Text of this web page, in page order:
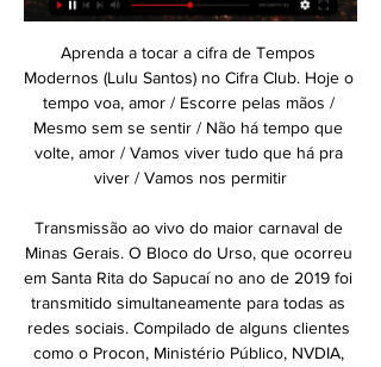
Aprenda a tocar a cifra de Tempos Modernos (Lulu Santos) no Cifra Club. Hoje o tempo voa, amor / Escorre pelas mãos / Mesmo sem se sentir / Não há tempo que volte, amor / Vamos viver tudo que há pra viver / Vamos nos permitir

Transmissão ao vivo do maior carnaval de Minas Gerais. O Bloco do Urso, que ocorreu em Santa Rita do Sapucaí no ano de 2019 foi transmitido simultaneamente para todas as redes sociais. Compilado de alguns clientes como o Procon, Ministério Público, NVDIA, Foroni e Pool Design.

Encontre Titulo Clube Alvares no Mercado Livre Brasil. Descubra a melhor forma de comprar online.. Paraná (9) Santa Catarina (8). Apartamento No Alvaro Weyne No Viver Club - Ap0328 . R$ 185.000. Ceará . Camisa Palmeiras Nº7 Dudu Original Puma 2019 Verde Titular .

A equipe de Osasco foi superada pelo Sesi Bauru em mais uma batalha decidida apenas no tie break. O foco agora é mais uma decisão, desta vez vale o título da Supercopa diante do Dentil/Praia Clube, no sábado, em Fortaleza (CE

O jogo da Supertaça Nacional de Futsal, que colocará frente-a-frente o Sporting CP e o SL Benfica vai ter lugar no Portimão Arena, no próximo dia 3 de Setembro de 2011, pelas 17h00, contando com transmissão directa na RTP 1.

América-MG perde pênalti, sofre gol nos últimos minutos e é derrotado em casa. Só deu América o jogo inteiro. Chances, oportunidades criadas, pênalti perdido …

Boninho desmascara Drake após o cantor cancelar transmissão ao vivo de seu show:'deu piti geral' Diretor da Globo rebateu músico nas redes sociais.. Quem estava esperando a transmissão ao vivo do show de Drake ficou a ver navios durante a apresentação dele ontem.. JP Rufino comemora 17 anos em restaurante na Barra da Tijuca.

Famalicão e Rio Ave ao vivo Veja onde assistir Luís Freire há 11 horas — FC. Famalicão x Rio Ave ao vivo: onde assistir o Campeonato há 7 horas — Onde assistir Famalicão x Rio Ave ao vivo · Data: quinta-feira, ...

Prestes a completar 57 anos de idade, a cantora, nascida em 23 de agosto, chamou a atenção por sua aparência jovem. Ao site oficial do programa, a loira comentou sobre o segredo de sua jovialidade: - Não tem segredo, é só alegria de viver, o profissionalismo, a dedicação, é fazer o que gosta.

José Castelo Branco, apesar do escândalo sexual onde está envolvido, vai participar no filme Al Fachada do realizador Duarte Cascais Lopes. O filme conta com a participação do músico Paco Bandeira e dos actores Marta Melro e Daniel Cardoso. O "Conde" vai interpretar o papel …

8 CD Alcains 16 3 13 29 55 22 9 CCP Oliveira Hospital 16 0 15 4 60 1 15 10 Progresso Clube DESISTÊNCIA ORDEM DOS ENCONTROS 1ª VOLTA 1ª Jornada Sábado 01.10.2016 Encontro Nº Resultado Observ. 2MS001 9-2 CD Alcains 2-4 GDCS Juncal "B" 25-02-2017(15h00) 2MS002 8-3 ADR Casa Branca 4-0 CCP Oliveira Hospital 15h00

SENIORES - BENFICA Vs Nacional - Domingo (03) às 18h15m no Estádio da Luz com transmissão na SportTV1 - Calsbuerg cup - 1ª jornada FUTSAL SENIORES - Sporting Vs BENFICA - Domingo (03) ás 17h00m no Pavilhão Paz e amizade em Loures, com transmissão na RTP2 - campeonato Nacional (16ª jornada) BASQUETEBOL

Famalicão vs Rio Ave 16. 2. 2024 AO VIVO | Futebol Segue ao vivo Famalicão vs Rio Ave 16. 2. 2024 - livescore, estatísticas de FC Porto, Sporting CP, Real Madrid, Barcelona, Liga dos Campeões, Liga ...

Chamada para a transmissão do jogo Brasil e Colômbia, válido pelo Pré-Olímpico de 1992 – Rede Globo de Televisão Imagens e vinheta do Tribuna Notícias(início da TV Tribuna) – Rede Globo de Televisão Gols dos jogos Uruguai 1 x 0 Chile e Argentina 1 x 0 Equador, pelo Pré-Olímpico de 1992 – Globo Esporte – Rede Globo de Televisão

Jogo entre Flamengo x Santos Ao Vivo acontece hoje no horário meio diferente, as 16:20 da tarde. Time do Flamengo vem de uma bela vitória na Copa Brasil e no campeonato brasileiro de futebol segue na 12 colocação com 31 pontos, jogador Cáceres é o destaque do time e virou até capitão.

A Oliveirense mantém-se invencível na Liga de basquetebol depois de vencer no seu reduto o Lusitânia (89-87) contar para a quinta jornada. A campeão em título lidera a classificação a par do Benfica, que venceu o FC Porto por 93-88. Ambas somam 10 pontos. Já a Ovarense …

Maio e Santa Rita aptos para Girabola2019/20 Luanda - O 1º de Maio de Benguela e Santa Rita de Cássia estão aptos a participar no Girabola2019/20, a partir da 2ª jornada, aberta terça-feira, após cumprimento de questões administrativas e financeiras junto da Federação Angolana de Futebol (FAF).

Acompanhe ao vivo a transmissão de cargo do novo governador de SP. Solenidade no Palácio dos Bandeirantes, sede do governo, dá posse a João Doria como novo chefe do Executivo paulista

Famalicão x Rio Ave FC Estatísticas Confronto Direto Estatísticas de confronto direto do Famalicão vs. Rio Ave FC na Liga NOS. As estatísticas incluem golos, golos sofridos, Cleansheets, AM e muito mais.

A Copa Paulista de 2019 já tem seu primeiro finalista definido: o São Caetano. Após o empate em 2 a 2 na primeira partida, o Aluzão venceu o rival São Bernardo por 1 a 0 dentro do Anacleto Campanella e garantiu a vaga na grande final da competição. A partida teve transmissão ao vivo e exclusiva na tela do FOX Sports.

Estádio está com obras avançadas, mas impasse sobre quem irá pagar pelas estruturas temporárias impostas pela FIFA ainda permanece. A indecisão tomou conta da cúpula corinthiana e principalmente da FIFA, que se recusa a pagar os R$60 milhões necessários para a instalação de arquibancadas móveis e outras estruturas temporárias.

FC Famalicão vs Rio Ave FC (Liga Portugal Betclic) há 1 dia — O jogo de abertura da ronda 22 da Liga Portugal Betclic é já amanhã e envolve FC Famalicão e Rio Ave FC. Naquele que será também o 22º ...

A companhia de aviação executiva Twoflex conseguiu autorização da Anac (Agência Nacional de Aviação Civil) para operar uma ponte aérea entre o aeroporto de Jacarepaguá, na Barra da Tijuca, no Rio de Janeiro, e Congonhas, em São Paulo.

Grupo usava câmeras para fazer transmissão ao vivo de 1.600 visitantes para um grupo de mais de 4 mil pessoas que assinavam a plataforma ilegal A polícia da Coreia do Sul prendeu quatro pessoas envolvidas em um esquema ilegal que expunha hóspedes de 42 quartos de um motel na capital …

O Palácio da Cerâmica de São Caetano do Sul recebeu, nesta quinta-feira (31/01), a transmissão de cargo da Chefia de Gabinete da Prefeitura. O advogado Bruno Vassari assume a Pasta no lugar de Marisa Catalão, que será assessora especial da Ação Social. “Na política, temos a missão de formar novos quadros. Conheço o Bruno.

Maremonti São Caetano, São Caetano do Sul: Veja 191 dicas e avaliações imparciais de Maremonti São Caetano, com classificação Nº 4 de 5 no TripAdvisor e classificado como Nº 12 de 795 restaurantes em São Caetano do Sul.

Compre online sua passagem de ônibus de São Carlos (Rodoviária de São Carlos) para Campinas (Terminal Multimodal de Campinas) na ClickBus Compare preços e horários Rápido, fácil e seguro

Tabela Ao Vivo Jogos. COPA NORDESTE 2020 ⭐ Fique agora mesmo por dentro de todas as informações que relacionam a COPA NORDESTE 2020.. São Luís: Ranking da CBF. Moto Club …

FC Famalicão 1 - 1 Rio Ave FC Rio Ave FC (Onze inicial): Kieszek, Nélson Monte, Santos, Borevkovic, Ivo Pinto, Jambor, Tarantini, Gabriel Souza, Gelson Dala, Francisco Geraldes e André ...

Para evitar a calúnia e a difamação gratuita, os comentários são moderados pelo autor do blog. Todos os comentários serão publicados, mas se estiver a pensar insultar ou difamar pessoas ou grupos, e de forma geral prejudicar a utilização leal deste espaço, não se dê ao trabalho.

A TV Jornal, filiada pernambucana do SBT, vai realizar mais uma grande transmissão com exclusividade da Copa do Nordeste. Dessa vez, a emissora acompanha todos os detalhes do confronto entre ABC e Santa Cruz, jogo de ida válido pelas quartas de final da competição.

Isaías Soares, ex-jogador do Benfica, é, pelo menos para os portugueses, o mais famoso atleta natural do estado do Espírito Santo (cidade de Linhares), que vive num autêntico caos, desde que a greve das forças policiais fez eclodir uma onda de violência sem precedentes.O antigo avançado, de 53 anos, que no nosso país passou também por.

Assista Rio Ave x FC Famalicão 16/09/2023 - Futebol Destaques e transmissões ao vivo da partida de futebol Portuguese Primera Ligue 2023/24 entre Rio Ave e FC Famalicão. O melhor lugar para assistir ao jogo ...

Pretende voar para Costa do Marfim desde Angola? Reduza as suas opções ao comparar centenas de voos a partir das melhores companhias aéreas e agências de viagens para encontrar a …

drogaria pacheco - bonsucesso i . praca das nacoes, 186 bonsucesso: telefone:021 22901324: drogaria pacheco - bonsucesso ii . praca das nacoes, 346 bonsucesso: telefone:021 38665885: drogaria boa saude - bonsucesso i . rua cardoso de morais, 105 lj a bonsucesso: telefone:021 25734370: drogaria venancio - bonsucesso .

Futebol Clube Famalicão x Rio Ave FC ao vivo Explore Estatísticas de Futebol Clube Famalicão vs Rio Ave FC live em AiScore - Estamos atualizando os números nesta página a cada segundo do jogo.

Paulus Editora - Periódicos, Livros, CDs, DVDs, Auto-ajuda, Bíblico, Comunicação, Teologia e Outros - Bíblia Sagrada Bíblia de Jerusalém Bíblia do Peregrino Bíblia Infantil Bíblia Pastoral Bíblias Importadas Nova Bíblia Pastoral CDs Audiolivros Erudito Internacional Erudito …

Nós temos escoltas 13 em Luanda e em todo o Angola.. Mantenha-me conectado Perdeu sua senha?. Coreia do Sul Costa Rica Costa do Marfim Croácia Cuba Curaçao Dinamarca Djibuti Dominica Egito El Salvador Emirados Árabes Unidos.

Na base da raça, o América conquistou a segunda vitória seguida em casa pelo Campeonato Brasileiro da Série B. Na noite deste sábado, o Coelho derrotou o Cuiabá-MT por 2 a 1 em partida válida pela 16ª rodada da competição. Os gols americanos foram marcados por Júnior Viçosa e Neto Berola.

Famalicão - Rio Ave placar ao vivo, H2H e